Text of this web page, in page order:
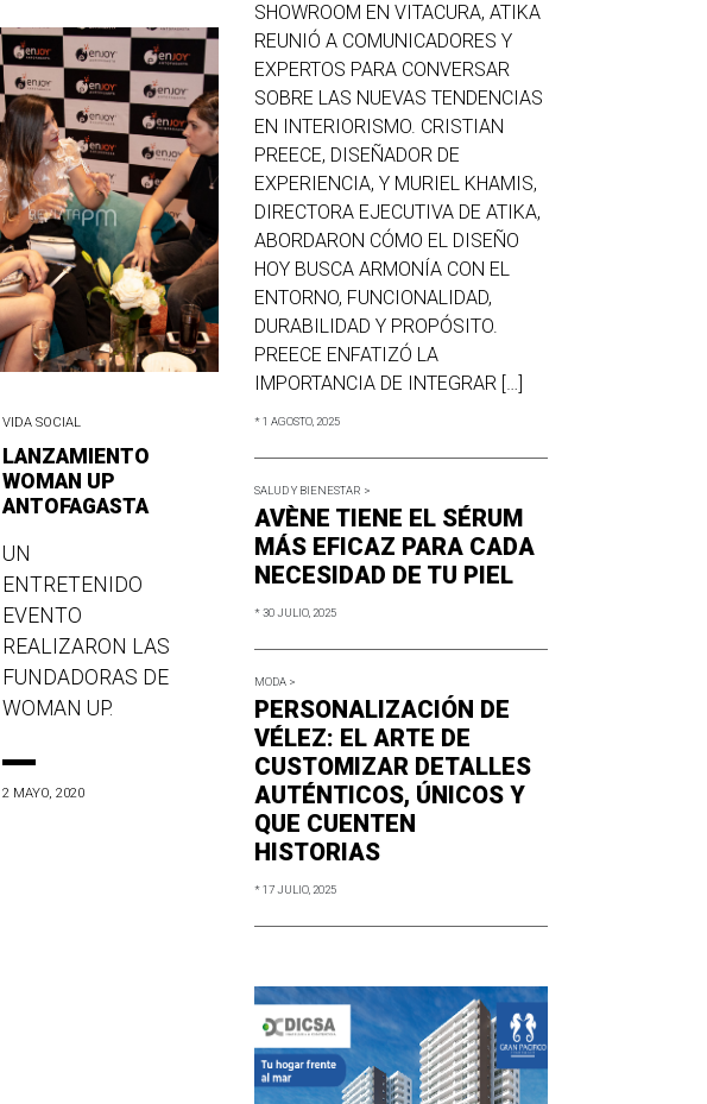
VIDA SOCIAL
LANZAMIENTO
WOMAN UP
ANTOFAGASTA
UN
ENTRETENIDO
EVENTO
REALIZARON LAS
FUNDADORAS DE
WOMAN UP.
2 MAYO, 2020
SHOWROOM EN VITACURA, ATIKA
REUNIÓ A COMUNICADORES Y
EXPERTOS PARA CONVERSAR
SOBRE LAS NUEVAS TENDENCIAS
EN INTERIORISMO. CRISTIAN
PREECE, DISEÑADOR DE
EXPERIENCIA, Y MURIEL KHAMIS,
DIRECTORA EJECUTIVA DE ATIKA,
ABORDARON CÓMO EL DISEÑO
HOY BUSCA ARMONÍA CON EL
ENTORNO, FUNCIONALIDAD,
DURABILIDAD Y PROPÓSITO.
PREECE ENFATIZÓ LA
IMPORTANCIA DE INTEGRAR […]
* 1 AGOSTO, 2025
SALUD Y BIENESTAR >
AVÈNE TIENE EL SÉRUM
MÁS EFICAZ PARA CADA
NECESIDAD DE TU PIEL
* 30 JULIO, 2025
MODA >
PERSONALIZACIÓN DE
VÉLEZ: EL ARTE DE
CUSTOMIZAR DETALLES
AUTÉNTICOS, ÚNICOS Y
QUE CUENTEN
HISTORIAS
* 17 JULIO, 2025